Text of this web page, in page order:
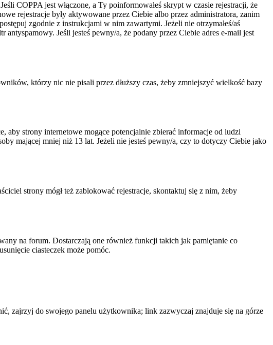
COPPA jest włączone, a Ty poinformowałeś skrypt w czasie rejestracji, że
rejestracje były aktywowane przez Ciebie albo przez administratora, zanim
zgodnie z instrukcjami w nim zawartymi. Jeżeli nie otrzymałeś/aś
Jeśli jesteś pewny/a, że podany przez Ciebie adres e-mail jest
którzy nic nie pisali przez dłuższy czas, żeby zmniejszyć wielkość bazy
strony internetowe mogące potencjalnie zbierać informacje od ludzi
mającej mniej niż 13 lat. Jeżeli nie jesteś pewny/a, czy to dotyczy Ciebie jako
strony mógł też zablokować rejestracje, skontaktuj się z nim, żeby
na forum. Dostarczają one również funkcji takich jak pamiętanie co
ciasteczek może pomóc.
zajrzyj do swojego panelu użytkownika; link zazwyczaj znajduje się na górze